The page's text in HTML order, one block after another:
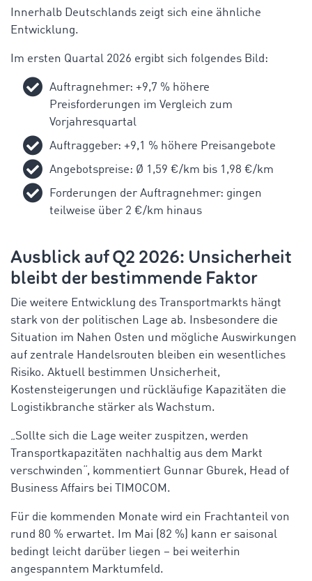
Innerhalb Deutschlands zeigt sich eine ähnliche
Entwicklung.
Im ersten Quartal 2026 ergibt sich folgendes Bild:
Auftragnehmer: +9,7 % höhere
Preisforderungen im Vergleich zum
Vorjahresquartal
Auftraggeber: +9,1 % höhere Preisangebote
Angebotspreise: Ø 1,59 €/km bis 1,98 €/km
Forderungen der Auftragnehmer: gingen
teilweise über 2 €/km hinaus
Ausblick auf Q2 2026: Unsicherheit
bleibt der bestimmende Faktor
Die weitere Entwicklung des Transportmarkts hängt
stark von der politischen Lage ab. Insbesondere die
Situation im Nahen Osten und mögliche Auswirkungen
auf zentrale Handelsrouten bleiben ein wesentliches
Risiko. Aktuell bestimmen Unsicherheit,
Kostensteigerungen und rückläufige Kapazitäten die
Logistikbranche stärker als Wachstum.
„Sollte sich die Lage weiter zuspitzen, werden
Transportkapazitäten nachhaltig aus dem Markt
verschwinden“, kommentiert Gunnar Gburek, Head of
Business Affairs bei TIMOCOM.
Für die kommenden Monate wird ein Frachtanteil von
rund 80 % erwartet. Im Mai (82 %) kann er saisonal
bedingt leicht darüber liegen – bei weiterhin
angespanntem Marktumfeld.